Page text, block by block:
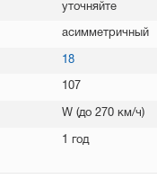
уточняйте
асимметричный
18
107
W (до 270 км/ч)
1 год